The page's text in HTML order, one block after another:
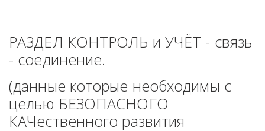
РАЗДЕЛ КОНТРОЛЬ и УЧЁТ - связь
- соединение.
(данные которые необходимы с
целью БЕЗОПАСНОГО
КАЧественного развития